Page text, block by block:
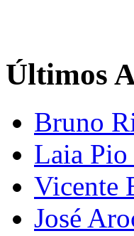
Últimos
Bruno
Laia
Vicente
José